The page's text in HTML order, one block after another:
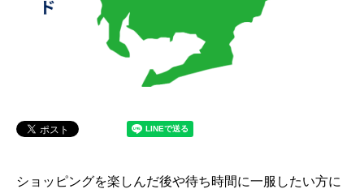
ショッピングを楽しんだ後や待ち時間に一服したい方に